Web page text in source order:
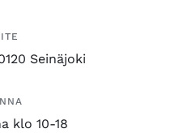
Seinäjoki
klo 10-18